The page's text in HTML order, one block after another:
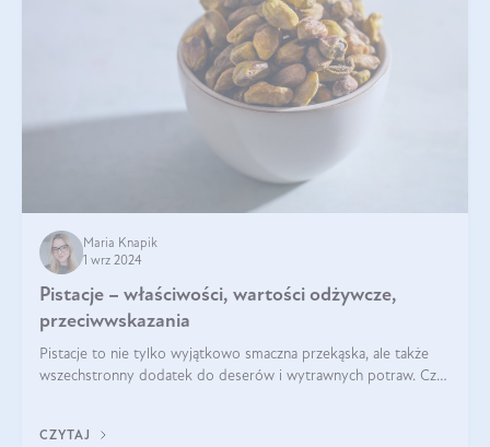
Maria Knapik
1 wrz 2024
Pistacje – właściwości, wartości odżywcze,
przeciwwskazania
Pistacje to nie tylko wyjątkowo smaczna przekąska, ale także
wszechstronny dodatek do deserów i wytrawnych potraw. Czy
CZYTAJ